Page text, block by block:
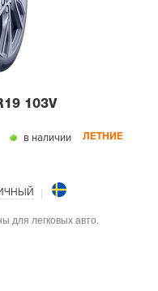
103V
в наличии ЛЕТНИЕ
для легковых авто.